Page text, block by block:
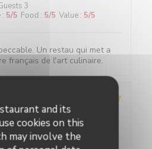
and its
cookies on this
may involve the
3
: 5/5 Food : 5/5 Value : 5/5
Un restau qui met a
français de l'art culinaire.
2
:5/5 Food:5/5 Value: